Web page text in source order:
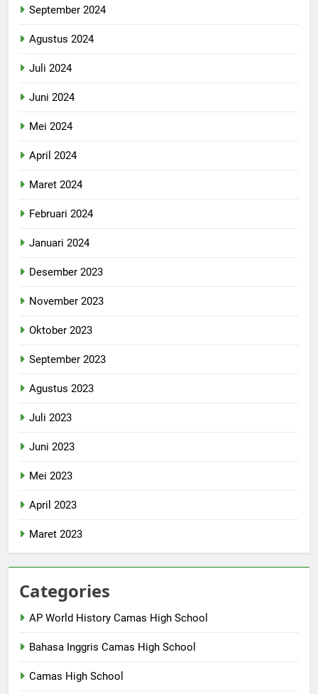
September 2024
Agustus 2024
Juli 2024
Juni 2024
Mei 2024
April 2024
Maret 2024
Februari 2024
Januari 2024
Desember 2023
November 2023
Oktober 2023
September 2023
Agustus 2023
Juli 2023
Juni 2023
Mei 2023
April 2023
Maret 2023
Categories
AP World History Camas High School
Bahasa Inggris Camas High School
Camas High School